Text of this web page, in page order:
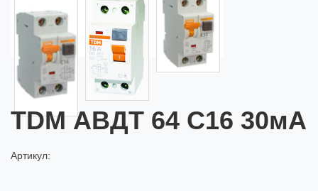
TDM АВДТ 64 С16 30мА
Артикул: